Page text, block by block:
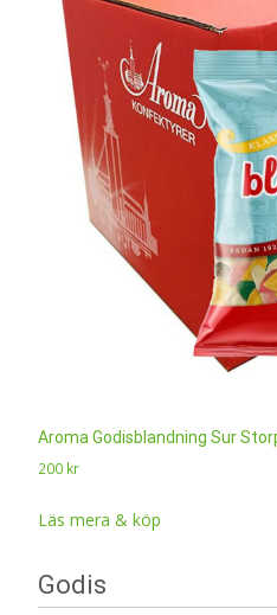
Aroma Godisblandning Sur
200 kr
Läs mera & köp
Godis